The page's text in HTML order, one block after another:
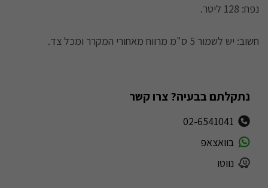
נפח: 128 ליטר.
חשוב: יש לשמור 5 ס"מ מרווח מאחורי המקרר ומכל צד.
נתקלתם בבעיה? צרו קשר
02-6541041
בוואצאפ
נווטו